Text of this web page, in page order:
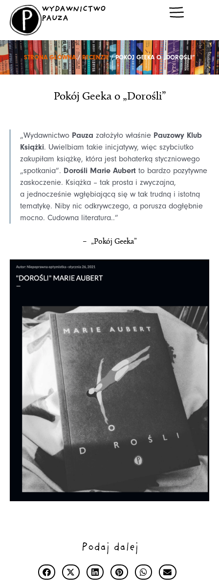
Przejdź
treści
WYDAWNICTWO
PAUZA
STRONA GŁÓWNA/ RECENZJE/ POKÓJ GEEKA O „DOROŚLI”
Pokój Geeka o „Dorośli”
„Wydawnictwo Pauza założyło właśnie Pauzowy Klub
Książki. Uwielbiam takie inicjatywy, więc szybciutko
zakupiłam książkę, która jest bohaterką styczniowego
„spotkania”. Dorośli Marie Aubertto bardzo pozytywne
zaskoczenie. Książka – tak prosta i zwyczajna,
a jednocześnie wgłębiającą się w tak trudną i istotną
tematykę. Niby nic odkrywczego, a porusza dogłębnie
mocno. Cudowna literatura..”
– „Pokój Geeka”
Podaj dalej